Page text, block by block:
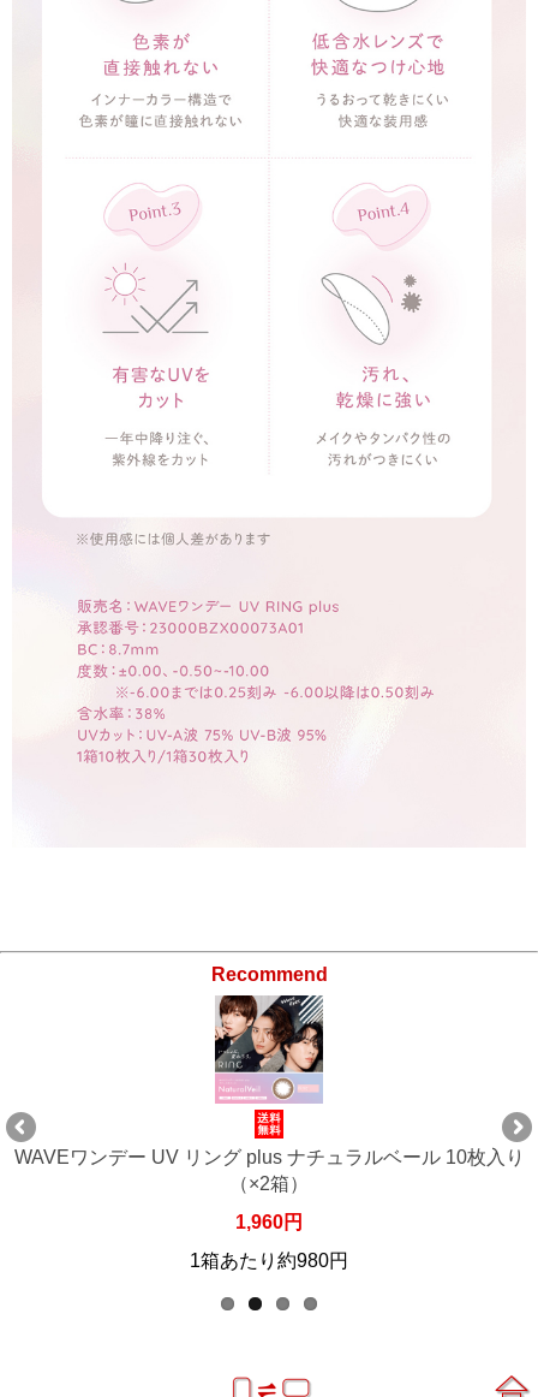
Recommend
WAVEワンデー UV リング plus ナチュラルベール 10枚入り
（×2箱）
1,960円
1箱あたり約980円